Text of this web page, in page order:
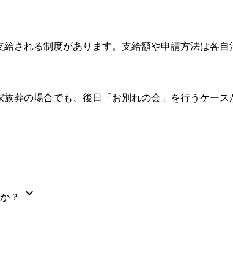
される制度があります。支給額や申請方法は各自
葬の場合でも、後日「お別れの会」を行うケース
？ expand_more